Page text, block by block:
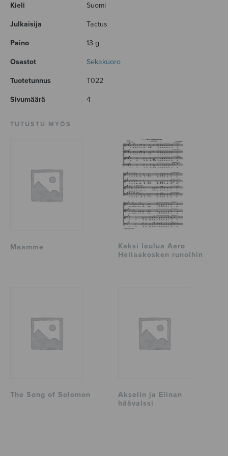
Kieli Suomi
Julkaisija Tactus
Paino 13 g
Osastot Sekakuoro
Tuotetunnus T022
Sivumäärä 4
TUTUSTU MYÖS
Maamme
Kaksi laulua Aaro
Hellaakosken runoihin
The Song of Solomon
Akselin ja Elinan
häävalssi